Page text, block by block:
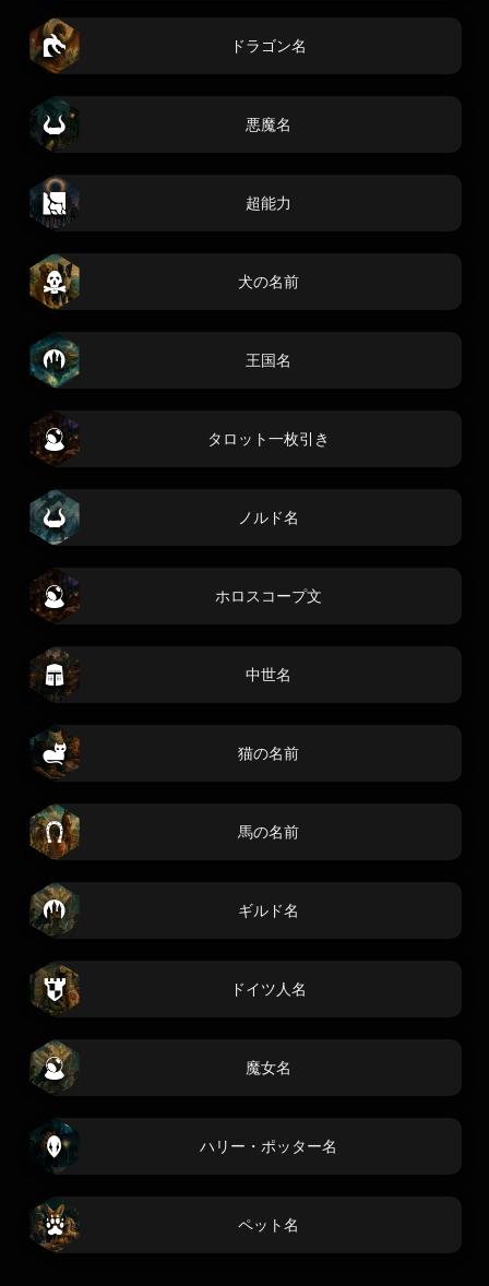
ドラゴン名
悪魔名
超能力
犬の名前
王国名
タロット一枚引き
ノルド名
ホロスコープ文
中世名
猫の名前
馬の名前
ギルド名
ドイツ人名
魔女名
ハリー・ポッター名
ペット名